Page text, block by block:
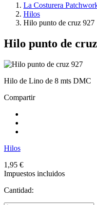
La Costurera
Hilos
Hilo punto de cruz 927
Hilo punto de
Hilo de Lino de 8 mts DMC
Compartir
Hilos
1,95 €
Impuestos incluidos
Cantidad: